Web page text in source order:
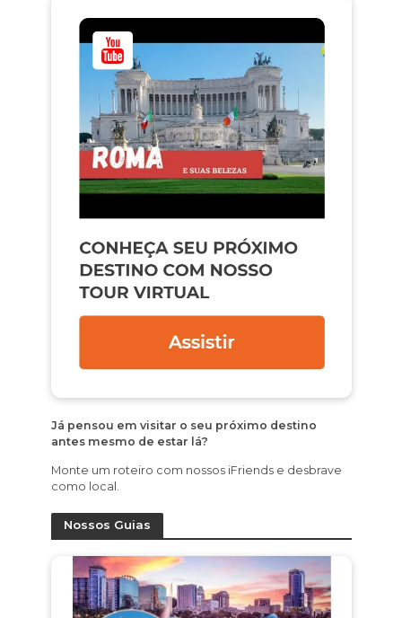
Já pensou em visitar o seu próximo destino
antes mesmo de estar lá?
Monte um roteiro com nossos iFriends e desbrave
como local.
Nossos Guias